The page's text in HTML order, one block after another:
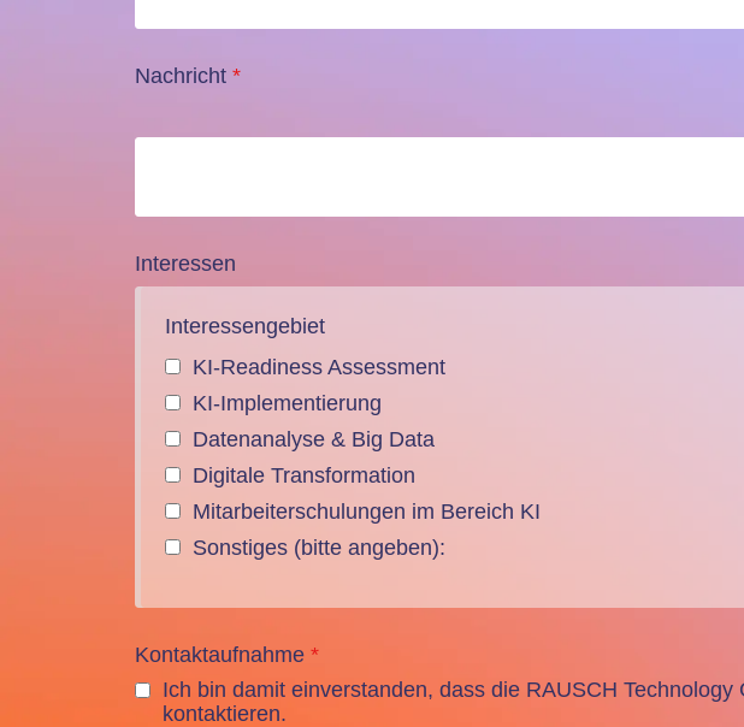
Nachricht *
Interessen
Interessengebiet
KI-Readiness Assessment
KI-Implementierung
Datenanalyse & Big Data
Digitale Transformation
Mitarbeiterschulungen im Bereich KI
Sonstiges (bitte angeben):
Kontaktaufnahme *
Ich bin damit einverstanden, dass die RAUSCH
kontaktieren.